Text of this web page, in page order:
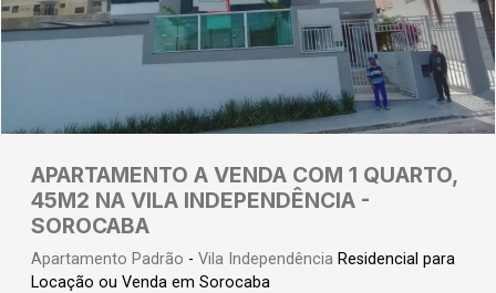
APARTAMENTO A VENDA COM 1 QUARTO,
45M2 NA VILA INDEPENDÊNCIA -
SOROCABA
Apartamento Padrão - Vila Independência Residencial para
Locação ou Venda em Sorocaba